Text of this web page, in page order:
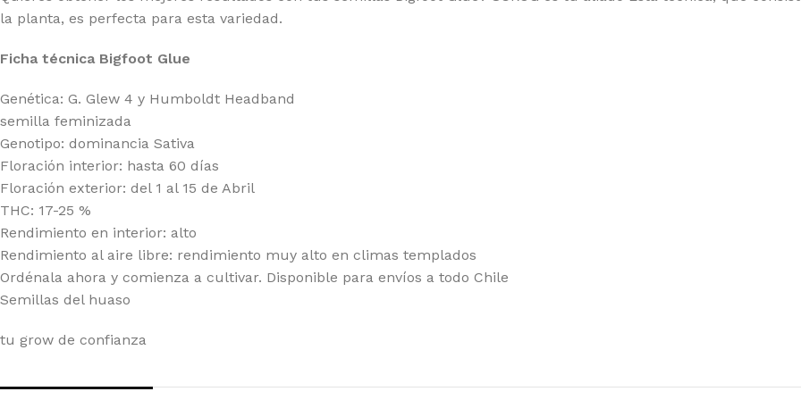
SEEDS PYRAMID SEEDS
la planta, es perfecta para esta variedad.
Ficha técnica Bigfoot Glue
Genética: G. Glew 4 y Humboldt Headband
semilla feminizada
Genotipo: dominancia Sativa
Floración interior: hasta 60 días
Floración exterior: del 1 al 15 de Abril
THC: 17-25 %
Rendimiento en interior: alto
Rendimiento al aire libre: rendimiento muy alto en climas templados
Ordénala ahora y comienza a cultivar. Disponible para envíos a todo Chile
Semillas del huaso
tu grow de confianza